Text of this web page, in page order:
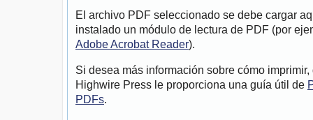
El archivo PDF seleccionado se debe cargar
instalado un módulo de lectura de PDF (por
Adobe Acrobat Reader).
Si desea más información sobre cómo
Highwire Press le proporciona una guía útil de
PDFs.